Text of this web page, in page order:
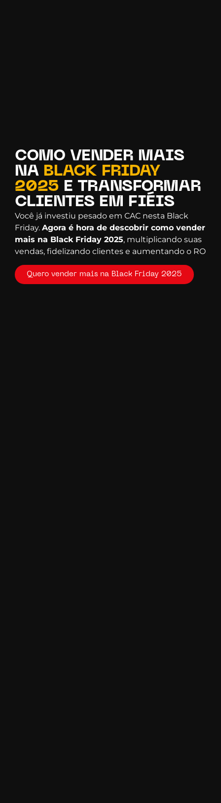
COMO VENDER MAIS
NA BLACK FRIDAY
2025 E TRANSFORMAR
CLIENTES EM FIÉIS
Você já investiu pesado em CAC nesta Black
Friday. Agora é hora de descobrir como vender
mais na Black Friday 2025, multiplicando suas
vendas, fidelizando clientes e aumentando o RO
Quero vender mais na Black Friday 2025